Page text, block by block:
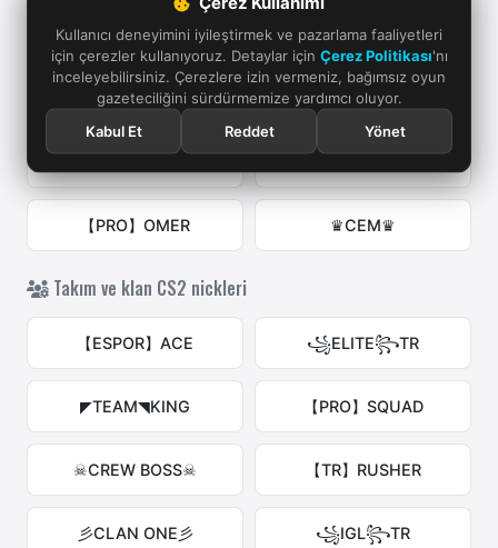
Kullanıcı deneyimini iyileştirmek ve pazarlama faaliyetleri
için çerezler kullanıyoruz. Detaylar için Çerez Politikası'nı
inceleyebilirsiniz. Çerezlere izin vermeniz, bağımsız oyun
gazeteciliğini sürdürmemize yardımcı oluyor.
Kabul Et
Reddet Yönet
★EREN★ ꧁ALPER꧂
彡MERT彡 ◤KAAN◥
【PRO】OMER ♛CEM♛
Takım ve klan CS2 nickleri
【ESPOR】ACE ꧁ELITE꧂TR
◤TEAM◥KING 【PRO】SQUAD
☠CREW BOSS☠ 【TR】RUSHER
彡CLAN ONE彡 ꧁IGL꧂TR